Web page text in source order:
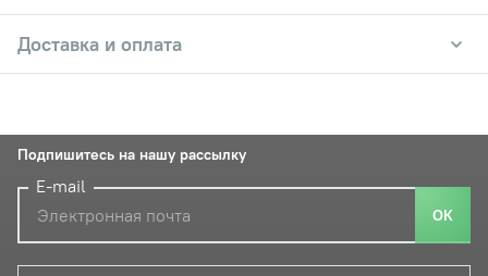
Доставка и оплата
Подпишитесь на нашу рассылку
E-mail
ОК